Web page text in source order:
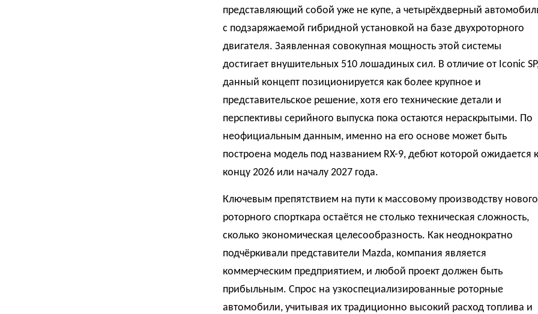
представляющий собой уже не купе, а четырёхдверный
с подзаряжаемой гибридной установкой на базе двухроторного
двигателя. Заявленная совокупная мощность этой системы
достигает внушительных 510 лошадиных сил. В отличие от Iconic
данный концепт позиционируется как более крупное и
представительское решение, хотя его технические детали и
перспективы серийного выпуска пока остаются нераскрытыми. По
неофициальным данным, именно на его основе может быть
построена модель под названием RX-9, дебют которой ожидается к
концу 2026 или началу 2027 года.
Ключевым препятствием на пути к массовому производству нового
роторного спорткара остаётся не столько техническая сложность,
сколько экономическая целесообразность. Как неоднократно
подчёркивали представители Mazda, компания является
коммерческим предприятием, и любой проект должен быть
прибыльным. Спрос на узкоспециализированные роторные
автомобили, учитывая их традиционно высокий расход топлива и